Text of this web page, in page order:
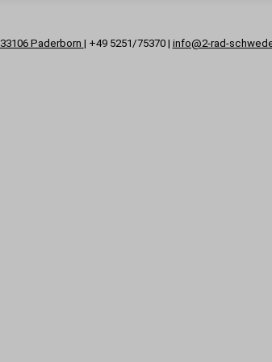
33106 Paderborn | +49 5251/75370 | info@2-rad-